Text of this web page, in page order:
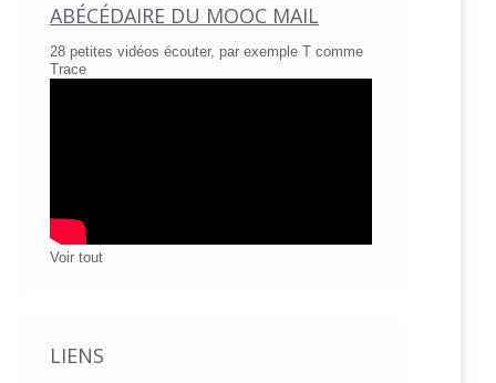
ABÉCÉDAIRE DU MOOC MAIL
28 petites vidéos écouter, par exemple T comme
Trace
Voir tout
LIENS